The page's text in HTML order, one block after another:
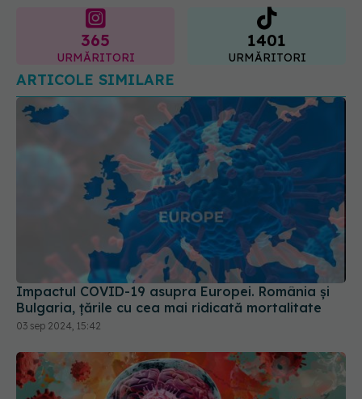
365
URMĂRITORI
1401
URMĂRITORI
ARTICOLE SIMILARE
Impactul COVID-19 asupra Europei. România și
Bulgaria, țările cu cea mai ridicată mortalitate
03 sep 2024, 15:42